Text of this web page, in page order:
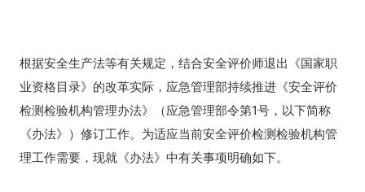
根据安全生产法等有关规定，结合安全评价师退出《国家职
业资格目录》的改革实际，应急管理部持续推进《安全评价
检测检验机构管理办法》（应急管理部令第1号，以下简称
《办法》）修订工作。为适应当前安全评价检测检验机构管
理工作需要，现就《办法》中有关事项明确如下。